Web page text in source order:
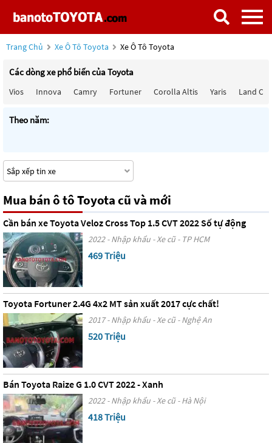
Trang Chủ Xe Ô Tô Toyota Xe Ô Tô Toyota
Các dòng xe phổ biến của Toyota
Vios Innova Camry Fortuner Corolla Altis Yaris Land
Theo năm:
Mua bán ô tô Toyota cũ và mới
Cần bán xe Toyota Veloz Cross Top 1.5 CVT 2022 Số tự động
2022 - Nhập khẩu - Xe cũ - TP HCM
469 Triệu
Toyota Fortuner 2.4G 4x2 MT sản xuất 2017 cực chất!
2017 - Nhập khẩu - Xe cũ - Nghệ An
520 Triệu
Bán Toyota Raize G 1.0 CVT 2022 - Xanh
2022 - Nhập khẩu - Xe cũ - Hà Nội
418 Triệu